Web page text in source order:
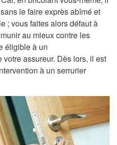
le faire exprès abîmé et
; vous faites alors défaut à
au mieux contre les
éligible à un
assureur. Dès lors, il est
à un serrurier